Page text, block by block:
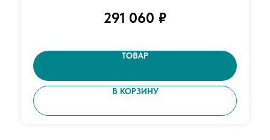
291 060 ₽
ТОВАР
В КОРЗИНУ